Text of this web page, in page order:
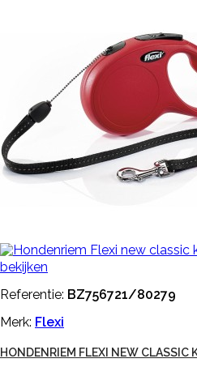
bekijken
Referentie: BZ756721/80279
Merk: Flexi
HONDENRIEM FLEXI NEW CLASSIC